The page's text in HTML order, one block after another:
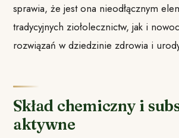
sprawia, że jest ona nieodłącznym
tradycyjnych ziołolecznictw, jak i
rozwiązań w dziedzinie zdrowia i
Skład chemiczny i
aktywne